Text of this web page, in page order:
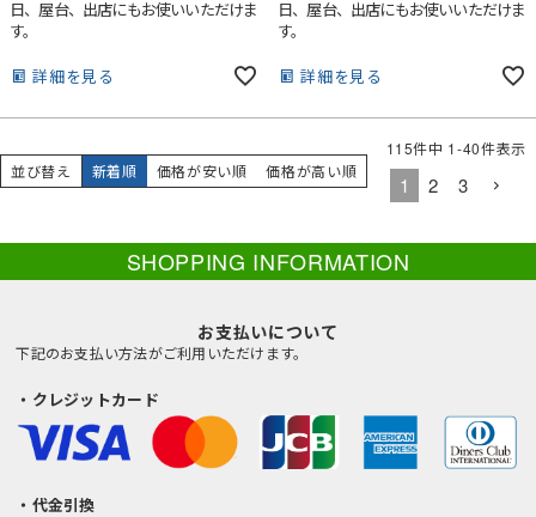
日、屋台、出店にもお使いいただけま
す。
詳細を見る
日、屋台、出店にもお使いいただけま
す。
詳細を見る
並び替え 新着順 価格が安い順 価格が高い順
115件中 1-40件表示
1 2 3
SHOPPING INFORMATION
お支払いについて
下記のお支払い方法がご利用いただけます。
・クレジットカード
・代金引換